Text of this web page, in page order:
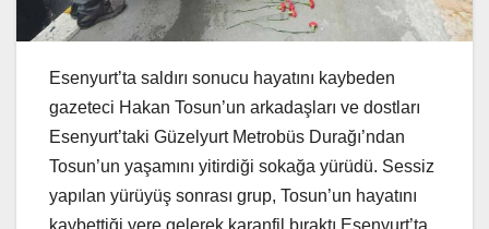
Esenyurt’ta saldırı sonucu hayatını kaybeden
gazeteci Hakan Tosun’un arkadaşları ve dostları
Esenyurt’taki Güzelyurt Metrobüs Durağı’ndan
Tosun’un yaşamını yitirdiği sokağa yürüdü. Sessiz
yapılan yürüyüş sonrası grup, Tosun’un hayatını
kaybettiği yere gelerek karanfil bıraktı.Esenyurt’ta